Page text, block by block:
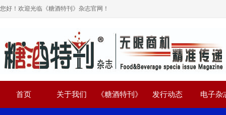
您好！欢迎光临《糖酒特刊》杂志官网！
首页 关于我们 《糖酒特刊》 发行动态 电子杂